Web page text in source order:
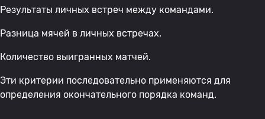
Результаты личных встреч между командами.
Разница мячей в личных встречах.
Количество выигранных матчей.
Эти критерии последовательно применяются для
определения окончательного порядка команд.